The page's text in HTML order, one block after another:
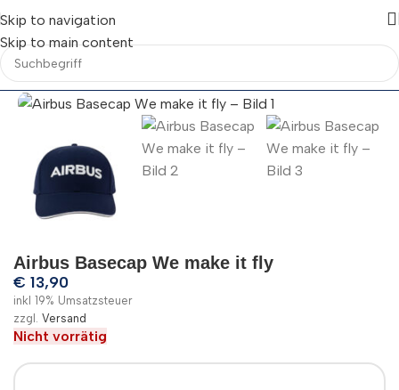
Skip to navigation
Skip to main content
Airbus Basecap We make it fly
€ 13,90
inkl 19% Umsatzsteuer
zzgl. Versand
Nicht vorrätig